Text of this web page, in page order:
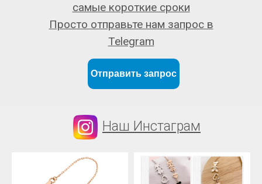
Отправить запрос
самые короткие сроки
Просто отправьте нам запрос в
Telegram
Наш Инстаграм